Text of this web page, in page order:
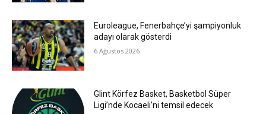
Euroleague, Fenerbahçe’yi şampiyonluk
adayı olarak gösterdi
6 Ağustos 2026
Glint Körfez Basket, Basketbol Süper
Ligi’nde Kocaeli’ni temsil edecek